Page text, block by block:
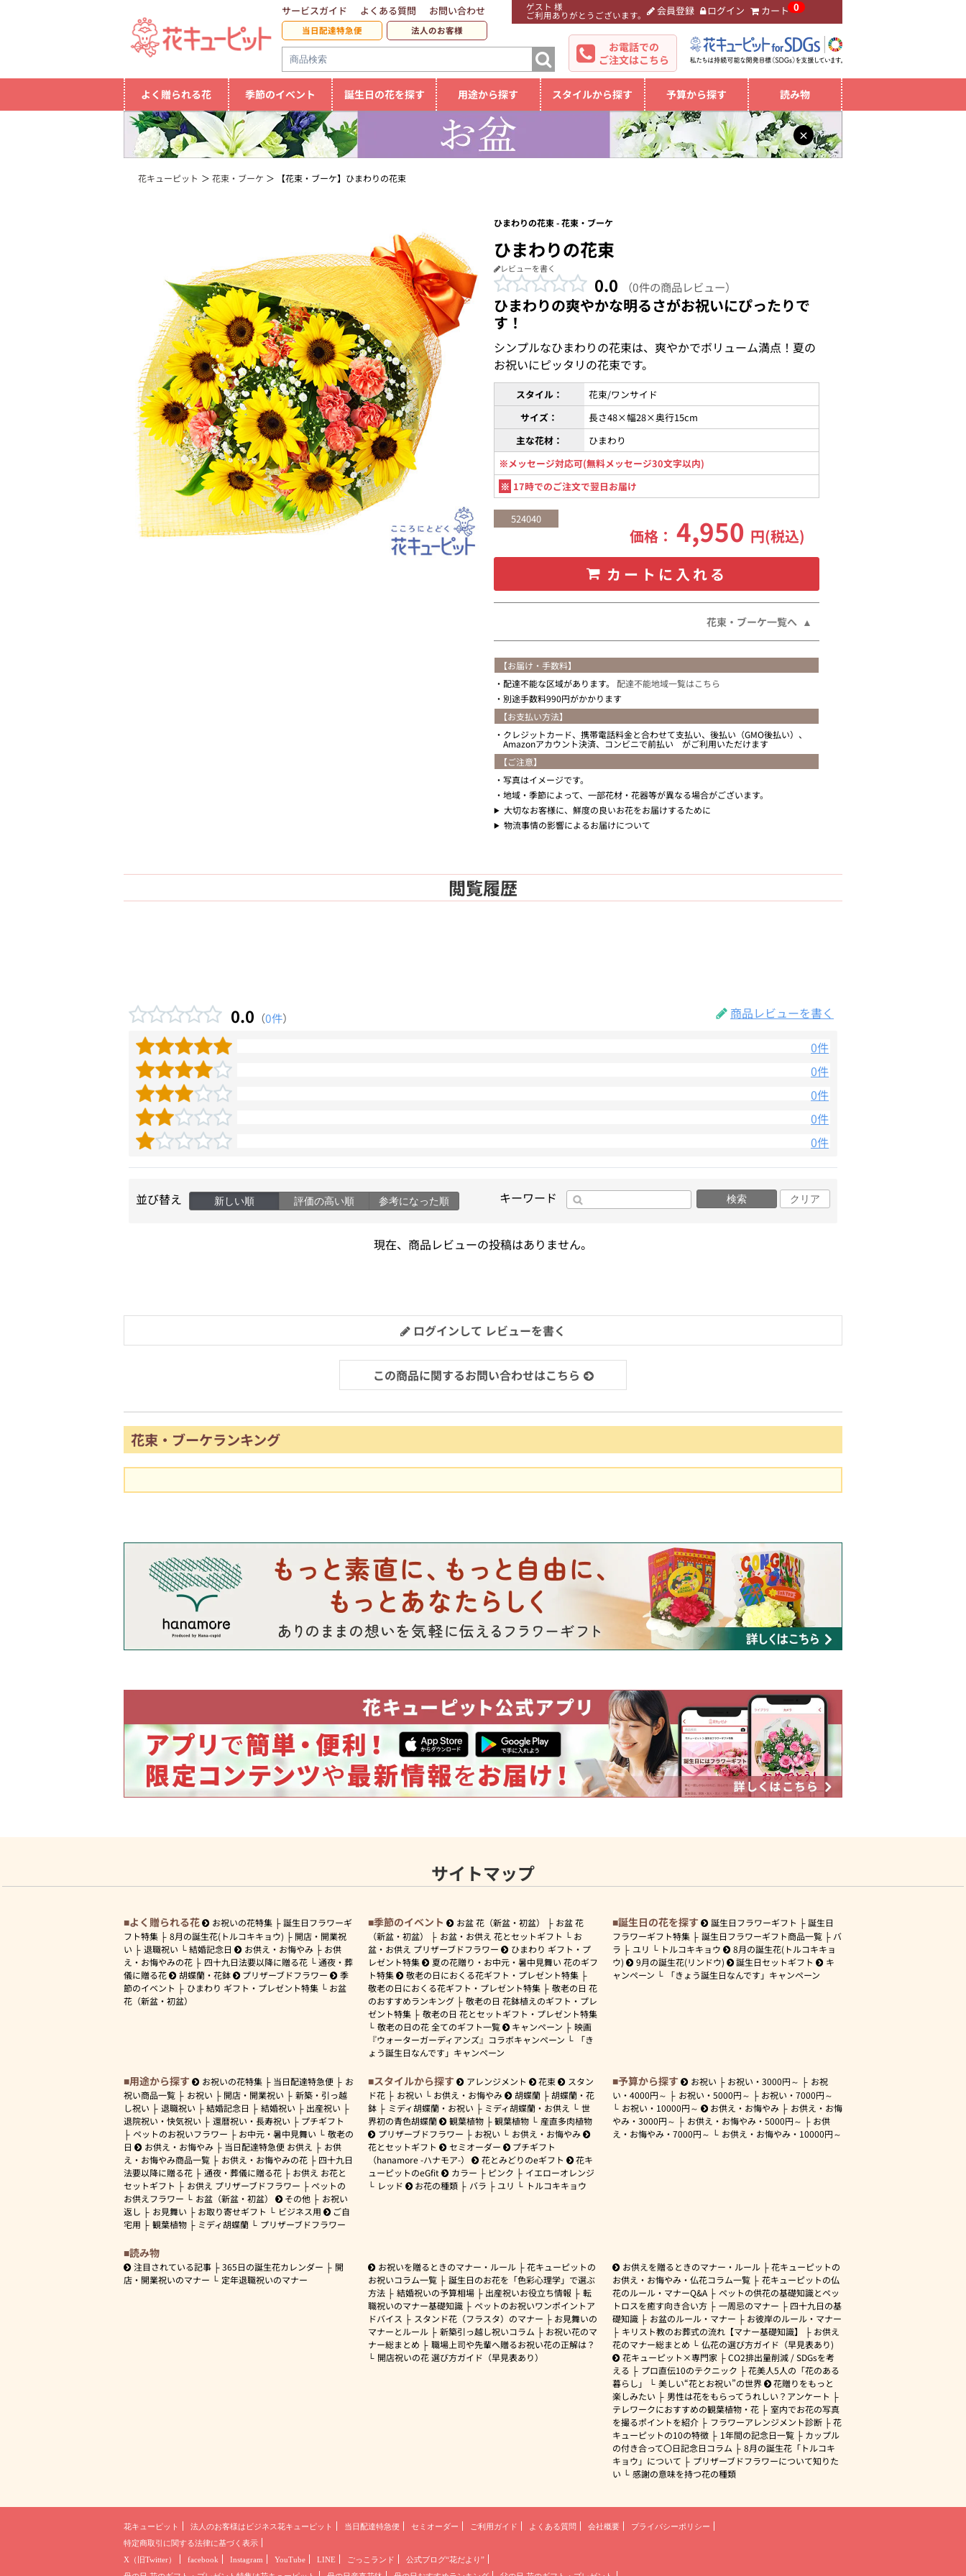
ゲスト 様
ご利用ありがとうございます。 会員登録 ログイン カート 0
サービスガイド よくある質問 お問い合わせ
当日配達特急便 法人のお客様
お電話での
ご注文はこちら
よく贈られる花 季節のイベント 誕生日の花を探す 用途から探す スタイルから探す 予算から探す 読み物
×
花キューピット 花束・ブーケ 【花束・ブーケ】ひまわりの花束
ひまわりの花束 - 花束・ブーケ
ひまわりの花束
レビューを書く
0.0 （0件の商品レビュー）
ひまわりの爽やかな明るさがお祝いにぴったりで
す！
シンプルなひまわりの花束は、爽やかでボリューム満点！夏の
お祝いにピッタリの花束です。
スタイル：
花束/ワンサイド
サイズ：
長さ48×幅28×奥行15cm
主な花材：
ひまわり
※メッセージ対応可(無料メッセージ30文字以内)
※ 17時でのご注文で翌日お届け
524040
価格：4,950 円(税込)
カートに入れる
花束・ブーケ一覧へ
【お届け・手数料】
配達不能な区域があります。 配達不能地域一覧はこちら
別途手数料990円がかかります
【お支払い方法】
クレジットカード、携帯電話料金と合わせて支払い、後払い（GMO後払い）、
Amazonアカウント決済、コンビニで前払い がご利用いただけます
【ご注意】
写真はイメージです。
地域・季節によって、一部花材・花器等が異なる場合がございます。
大切なお客様に、鮮度の良いお花をお届けするために
物流事情の影響によるお届けについて
閲覧履歴
0.0 （0件）
商品レビューを書く
0件
0件
0件
0件
0件
並び替え 新しい順 評価の高い順 参考になった順 キーワード 検索 クリア
現在、商品レビューの投稿はありません。
ログインして レビューを書く
この商品に関するお問い合わせはこちら
花束・ブーケランキング
サイトマップ
よく贈られる花 お祝いの花特集
誕生日フラワーギ
フト特集
8月の誕生花(トルコキキョウ)
開店・開業祝
い
退職祝い 結婚記念日 お供え・お悔やみ
お供
え・お悔やみの花
四十九日法要以降に贈る花
通夜・葬
儀に贈る花
胡蝶蘭・花鉢 プリザーブドフラワー
季
節のイベント
ひまわり ギフト・プレゼント特集
お盆
花（新盆・初盆）
季節のイベント お盆 花（新盆・初盆）
お盆 花
（新盆・初盆）
お盆・お供え 花とセットギフト
お
盆・お供え プリザーブドフラワー
ひまわり ギフト・プ
レゼント特集
夏の花贈り・お中元・暑中見舞い 花のギフ
ト特集
敬老の日におくる花ギフト・プレゼント特集
敬老の日におくる花ギフト・プレゼント特集
敬老の日 花
のおすすめランキング
敬老の日 花鉢植えのギフト・プレ
ゼント特集
敬老の日 花とセットギフト・プレゼント特集
敬老の日の花 全てのギフト一覧
キャンペーン
映画
『ウォーターガーディアンズ』コラボキャンペーン
「き
ょう誕生日なんです」キャンペーン
誕生日の花を探す 誕生日フラワーギフト
誕生日
フラワーギフト特集
誕生日フラワーギフト商品一覧
バ
ラ
ユリ トルコキキョウ
8月の誕生花(トルコキキョ
ウ)
9月の誕生花(リンドウ) 誕生日セットギフト
キ
ャンペーン
「きょう誕生日なんです」キャンペーン
用途から探す お祝いの花特集 当日配達特急便
お
祝い商品一覧
お祝い 開店・開業祝い
新築・引っ越
し祝い
退職祝い 結婚記念日 結婚祝い
出産祝い
退院祝い・快気祝い
還暦祝い・長寿祝い
プチギフト
ペットのお祝いフラワー
お中元・暑中見舞い
敬老の
日
お供え・お悔やみ 当日配達特急便 お供え
お供
え・お悔やみ商品一覧
お供え・お悔やみの花
四十九日
法要以降に贈る花
通夜・葬儀に贈る花
お供え お花と
セットギフト
お供え プリザーブドフラワー
ペットの
お供えフラワー
お盆（新盆・初盆） その他
お祝い
返し
お見舞い お取り寄せギフト ビジネス用
ご自
宅用
観葉植物 ミディ胡蝶蘭 プリザーブドフラワー
スタイルから探す アレンジメント 花束
スタン
ド花
お祝い お供え・お悔やみ 胡蝶蘭
胡蝶蘭・花
鉢
ミディ胡蝶蘭・お祝い ミディ胡蝶蘭・お供え
世
界初の青色胡蝶蘭
観葉植物 観葉植物
産直多肉植物
プリザーブドフラワー
お祝い
お供え・お悔やみ
花とセットギフト
セミオーダー
プチギフト
（hanamore -ハナモア-）
花とみどりのeギフト
花キ
ューピットのeGfit
カラー ピンク
イエローオレンジ
レッド
お花の種類 バラ ユリ トルコキキョウ
予算から探す お祝い お祝い・3000円～
お祝
い・ 4000円～ お祝い・ 5000円～ お祝い・7000円～
お祝い・ 10000円～ お供え・お悔やみ
お供え・お悔
やみ・ 3000円～ お供え・お悔やみ・ 5000円～
お供
え・お悔やみ・ 7000円～ お供え・お悔やみ・ 10000円～
読み物
注目されている記事 365日の誕生花カレンダー
開
店・開業祝いのマナー
定年退職祝いのマナー
お祝いを贈るときのマナー・ルール
花キューピットの
お祝いコラム一覧
誕生日のお花を「色彩心理学」で選ぶ
方法
結婚祝いの予算相場 出産祝いお役立ち情報
転
職祝いのマナー基礎知識
ペットのお祝いワンポイントア
ドバイス
スタンド花（フラスタ）のマナー
お見舞いの
マナーとルール
新築引っ越し祝いコラム
お祝い花のマ
ナー総まとめ
職場上司や先輩へ贈るお祝い花の正解は？
開店祝いの花 選び方ガイド（早見表あり）
お供えを贈るときのマナー・ルール
花キューピットの
お供え・お悔やみ・仏花コラム一覧
花キューピットの仏
花のルール・マナーQ&A
ペットの供花の基礎知識とペッ
トロスを癒す向き合い方
一周忌のマナー
四十九日の基
礎知識
お盆のルール・マナー
お彼岸のルール・マナー
キリスト教のお葬式の流れ【マナー基礎知識】
お供え
花のマナー総まとめ
仏花の選び方ガイド（早見表あり)
花キューピット×専門家
CO2排出量削減 / SDGsを考
える
プロ直伝10のテクニック
花美人5人の「花のある
暮らし」
美しい“花とお祝い”の世界
花贈りをもっと
楽しみたい
男性は花をもらってうれしい？アンケート
テレワークにおすすめの観葉植物・花
室内でお花の写真
を撮るポイントを紹介
フラワーアレンジメント診断
花
キューピットの10の特徴
1年間の記念日一覧
カップル
の付き合って〇日記念日コラム
8月の誕生花「トルコキ
キョウ」について
プリザーブドフラワーについて知りた
い
感謝の意味を持つ花の種類
花キューピット 法人のお客様は ビジネス花キューピット 当日配達特急便 セミオーダー ご利用ガイド よくある質問 会社概要
プライバシーポリシー
特定商取引に関する法律に基づく表示
X（旧Twitter）
facebook Instagram YouTube LINE ごっこランド
公式ブログ“花だより”